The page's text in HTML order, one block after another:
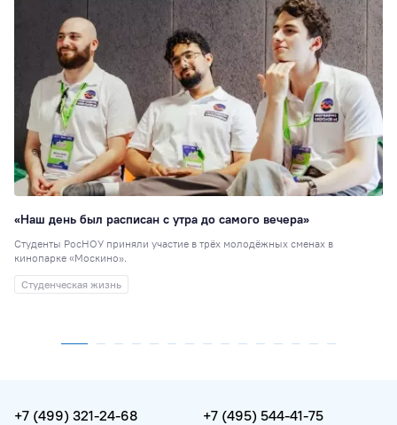
«Наш день был расписан с утра до самого вечера»
Студенты РосНОУ приняли участие в трёх молодёжных сменах в
кинопарке «Москино».
Студенческая жизнь
+7 (499) 321-24-68 +7 (495) 544-41-75